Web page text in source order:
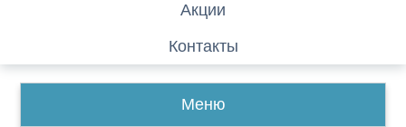
Акции
Контакты
Меню